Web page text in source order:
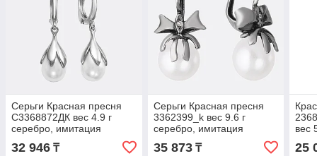
Серьги Красная пресня
С3368872ДК вес 4.9 г
серебро, имитация
32 946 ₸
Серьги Красная пресня
3362399_k вес 9.6 г
серебро, имитация
жемчуга, фианит
35 873₸
вес
25